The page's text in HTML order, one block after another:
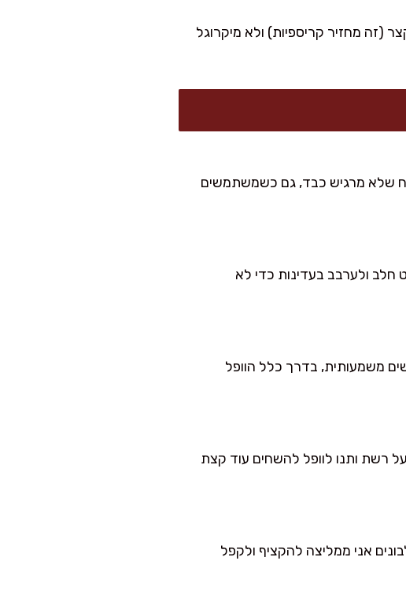
(זה מחזיר קריספיות) ולא מיקרוגל
שלא מרגיש כבד, גם כשמשתמשים
חלב ולערבב בעדינות כדי לא
משמעותית, בדרך כלל הוופל
רשת ותנו לוופל להשחים עוד קצת
אני ממליצה להקציף ולקפל